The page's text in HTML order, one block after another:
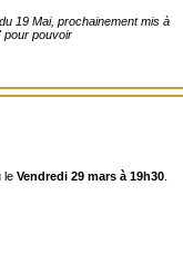
19 Mai, prochainement mis à
pour pouvoir
le Vendredi 29 mars à 19h30